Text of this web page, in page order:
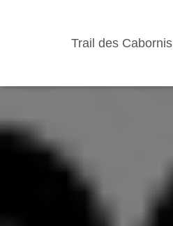
Trail des Cabornis